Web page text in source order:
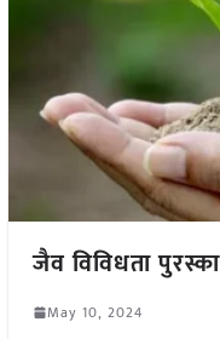
जैव विविधता
May 10, 2024